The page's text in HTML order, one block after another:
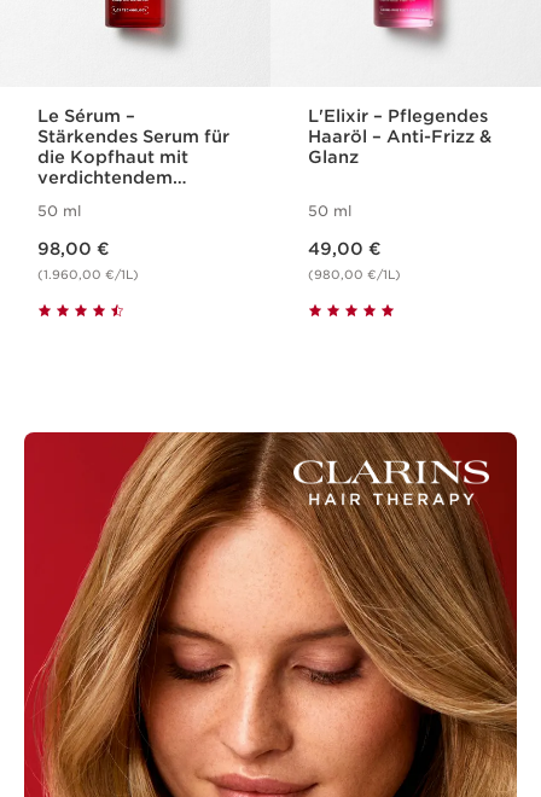
Le Sérum –
Stärkendes Serum für
die Kopfhaut mit
verdichtendem
50 ml
98,00 €
(1.960,00 €/1L)
L'Elixir – Pflegendes
Haaröl – Anti-Frizz &
Glanz
50 ml
49,00 €
(980,00 €/1L)